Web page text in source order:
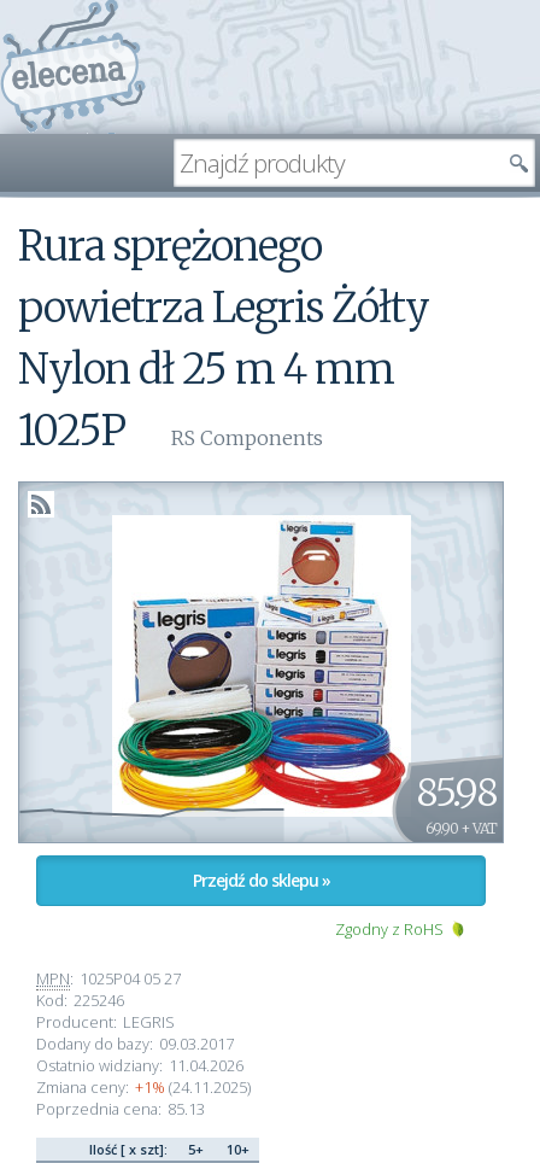
Rura sprężonego
powietrza Legris Żółty
Nylon dł 25 m 4 mm
1025P
RS Components
85.98
69.90 + VAT
Przejdź do sklepu »
Zgodny z RoHS
MPN: 1025P04 05 27
Kod: 225246
Producent: LEGRIS
Dodany do bazy: 09.03.2017
Ostatnio widziany: 11.04.2026
Zmiana ceny: +1% (24.11.2025)
Poprzednia cena: 85.13
Ilość [ x szt]: 5+
10+